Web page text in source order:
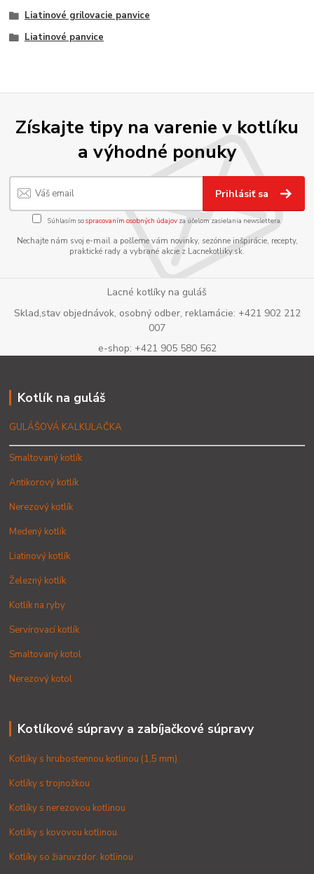
Liatinové grilovacie panvice
Liatinové panvice
Získajte tipy na varenie v kotlíku
a výhodné ponuky
Prihlásiť sa
Súhlasím sospracovaním osobných údajov za účelom zasielania newslettera.
Nechajte nám svoj e-mail a pošleme vám novinky, sezónne inšpirácie, recepty,
praktické rady a vybrané akcie z Lacnekotliky.sk.
Lacné kotlíky na guláš
Sklad,stav objednávok, osobný odber, reklamácie: +421 902 212
007
e-shop: +421 905 580 562
Kotlík na guláš
GULÁŠOVÁ KALKULAČKA
Smaltovaný kotlík
Antikorový kotlík
Nerezový kotlík
Medený kotlík
Liatinový kotlík
Železný kotlík
Kotlík na ryby
Servírovací kotlík
Smaltovaný kotol
Nerezový kotol
Kotlíkové súpravy a zabíjačkové súpravy
Kotlíky s hrubostennou kotlinou (1,5 mm)
Kotlíky s trojnožkou
Kotlíky s nerezovou kotlinou
Kotlíky s kovovou kotlinou
Kotlíky so žiaruvzdor. kotlinou